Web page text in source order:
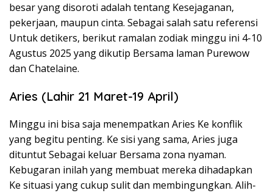
besar yang disoroti adalah tentang Kesejaganan,
pekerjaan, maupun cinta. Sebagai salah satu referensi
Untuk detikers, berikut ramalan zodiak minggu ini 4-10
Agustus 2025 yang dikutip Bersama laman Purewow
dan Chatelaine.
Aries (Lahir 21 Maret-19 April)
Minggu ini bisa saja menempatkan Aries Ke konflik
yang begitu penting. Ke sisi yang sama, Aries juga
dituntut Sebagai keluar Bersama zona nyaman.
Kebugaran inilah yang membuat mereka dihadapkan
Ke situasi yang cukup sulit dan membingungkan. Alih-